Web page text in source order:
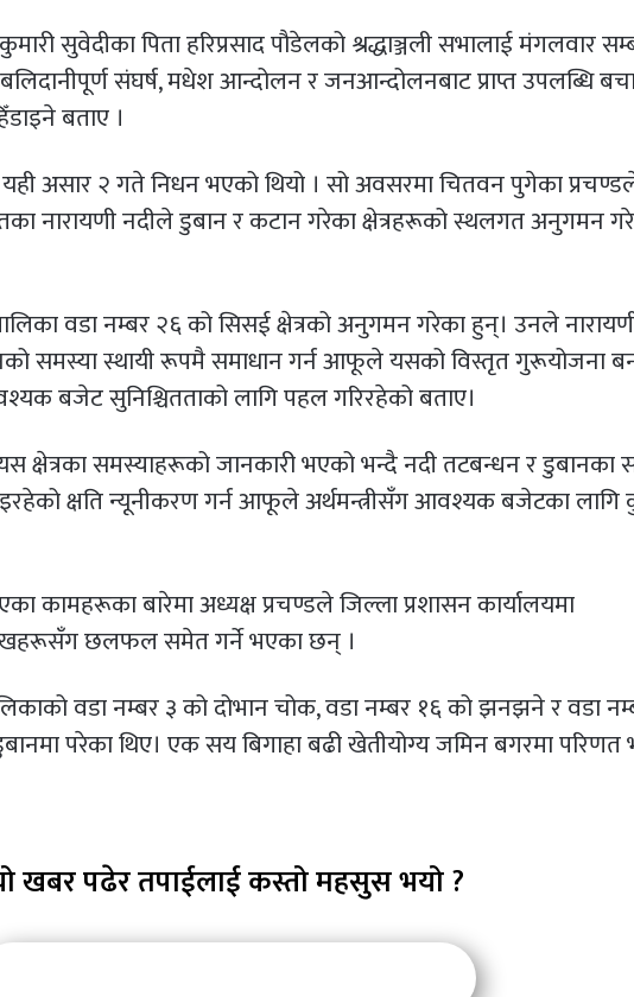
सुवेदीका पिता हरिप्रसाद पौडेलको श्रद्धाञ्जली सभालाई मंगलवार
संघर्ष, मधेश आन्दोलन र जनआन्दोलनबाट प्राप्त उपलब्धि
बताए ।
असार २ गते निधन भएको थियो । सो अवसरमा चितवन पुगेका
नारायणी नदीले डुबान र कटान गरेका क्षेत्रहरूको स्थलगत अनुगमन
वडा नम्बर २६ को सिसई क्षेत्रको अनुगमन गरेका हुन्। उनले
समस्या स्थायी रूपमै समाधान गर्न आफूले यसको विस्तृत गुरूयोजना
बजेट सुनिश्चितताको लागि पहल गरिरहेको बताए।
क्षेत्रका समस्याहरूको जानकारी भएको भन्दै नदी तटबन्धन र डुबानका
क्षति न्यूनीकरण गर्न आफूले अर्थमन्त्रीसँग आवश्यक बजेटका लागि
कामहरूका बारेमा अध्यक्ष प्रचण्डले जिल्ला प्रशासन कार्यालयमा
छलफल समेत गर्ने भएका छन् ।
वडा नम्बर ३ को दोभान चोक, वडा नम्बर १६ को झनझने र वडा
परेका थिए। एक सय बिगाहा बढी खेतीयोग्य जमिन बगरमा
खबर पढेर तपाईलाई कस्तो महसुस भयो ?